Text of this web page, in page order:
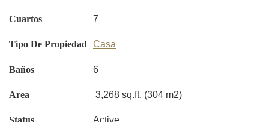
Cuartos 7
Tipo De Propiedad Casa
Baños 6
Area 3,268 sq.ft. (304 m2)
Status Active